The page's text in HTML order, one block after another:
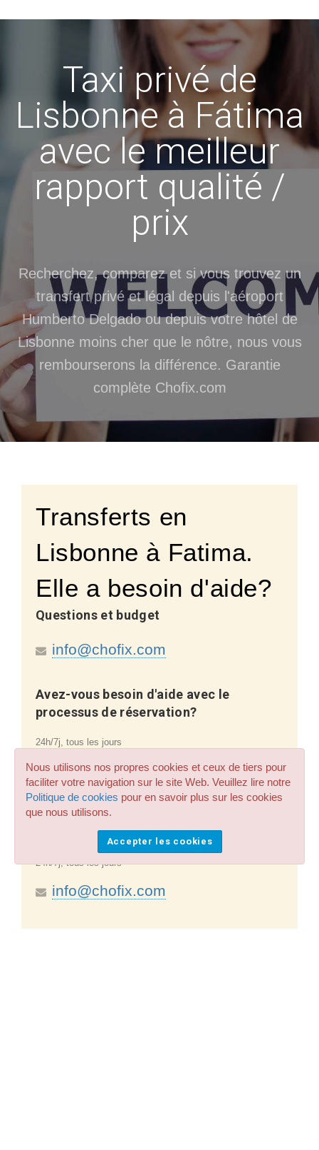
Taxi privé de
Lisbonne à Fátima
avec le meilleur
rapport qualité /
prix
Recherchez, comparez et si vous trouvez un
transfert privé et légal depuis l'aéroport
Humberto Delgado ou depuis votre hôtel de
Lisbonne moins cher que le nôtre, nous vous
rembourserons la différence. Garantie
complète Chofix.com
Transferts en
Lisbonne à Fatima.
Elle a besoin d'aide?
Questions et budget
info@chofix.com
Avez-vous besoin d'aide avec le
processus de réservation?
24h/7j, tous les jours
info@chofix.com
Questions sur les réservations
confirmées
24h/7j, tous les jours
info@chofix.com
Nous utilisons nos propres cookies et ceux de tiers pour
faciliter votre navigation sur le site Web. Veuillez lire notre
Politique de cookies pour en savoir plus sur les cookies
que nous utilisons.
Accepter les cookies